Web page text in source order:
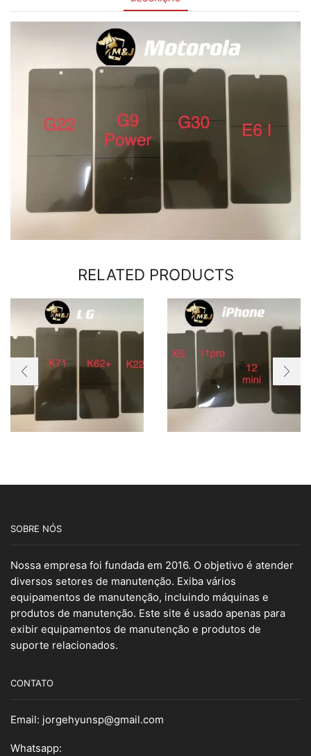
RELATED PRODUCTS
SOBRE NÓS
Nossa empresa foi fundada em 2016. O objetivo é atender
diversos setores de manutenção. Exiba vários
equipamentos de manutenção, incluindo máquinas e
produtos de manutenção. Este site é usado apenas para
exibir equipamentos de manutenção e produtos de
suporte relacionados.
CONTATO
Email: jorgehyunsp@gmail.com
Whatsapp: